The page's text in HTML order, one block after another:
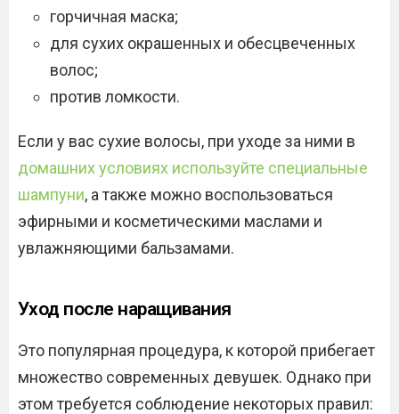
горчичная маска;
для сухих окрашенных и обесцвеченных
волос;
против ломкости.
Если у вас сухие волосы, при уходе за ними в
домашних условиях используйте специальные
шампуни, а также можно воспользоваться
эфирными и косметическими маслами и
увлажняющими бальзамами.
Уход после наращивания
Это популярная процедура, к которой прибегает
множество современных девушек. Однако при
этом требуется соблюдение некоторых правил: